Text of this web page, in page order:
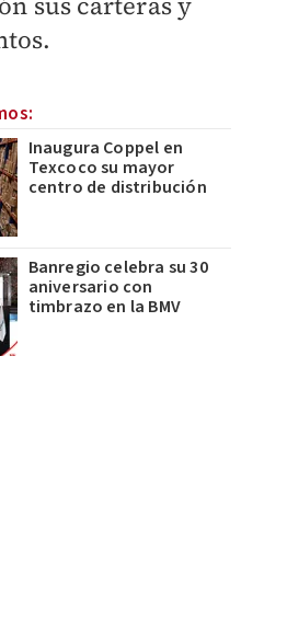
Inaugura Coppel en
Texcoco su mayor
centro de distribución
Banregio celebra su 30
aniversario con
timbrazo en la BMV